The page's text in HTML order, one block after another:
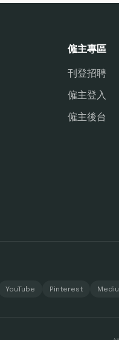
僱主專區
刊登招聘
僱主登入
僱主後台
YouTube Pinterest